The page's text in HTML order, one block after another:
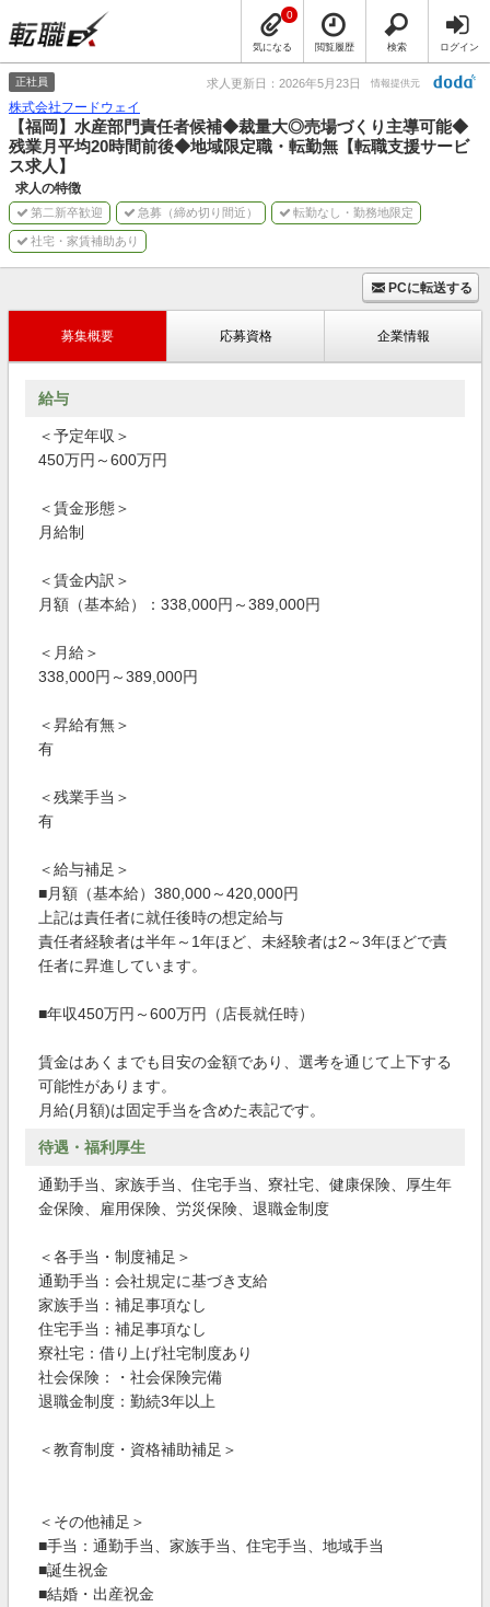
気になる
0
閲覧履歴 検索 ログイン
正社員 求人更新日：2026年5月23日 情報提供元
株式会社フードウェイ
【福岡】水産部門責任者候補◆裁量大◎売場づくり主導可能◆
残業月平均20時間前後◆地域限定職・転勤無【転職支援サービ
ス求人】
求人の特徴
第二新卒歓迎 急募（締め切り間近） 転勤なし・勤務地限定
社宅・家賃補助あり
PCに転送する
募集概要 応募資格 企業情報
給与
＜予定年収＞
450万円～600万円
＜賃金形態＞
月給制
＜賃金内訳＞
月額（基本給）：338,000円～389,000円
＜月給＞
338,000円～389,000円
＜昇給有無＞
有
＜残業手当＞
有
＜給与補足＞
■月額（基本給）380,000～420,000円
上記は責任者に就任後時の想定給与
責任者経験者は半年～1年ほど、未経験者は2～3年ほどで責
任者に昇進しています。
■年収450万円～600万円（店長就任時）
賃金はあくまでも目安の金額であり、選考を通じて上下する
可能性があります。
月給(月額)は固定手当を含めた表記です。
待遇・福利厚生
通勤手当、家族手当、住宅手当、寮社宅、健康保険、厚生年
金保険、雇用保険、労災保険、退職金制度
＜各手当・制度補足＞
通勤手当：会社規定に基づき支給
家族手当：補足事項なし
住宅手当：補足事項なし
寮社宅：借り上げ社宅制度あり
社会保険：・社会保険完備
退職金制度：勤続3年以上
＜教育制度・資格補助補足＞
＜その他補足＞
■手当：通勤手当、家族手当、住宅手当、地域手当
■誕生祝金
■結婚・出産祝金